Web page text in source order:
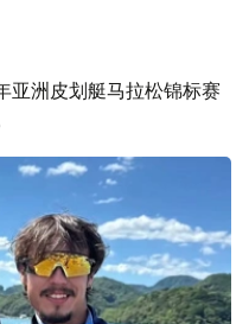
亚洲皮划艇马拉松锦标赛